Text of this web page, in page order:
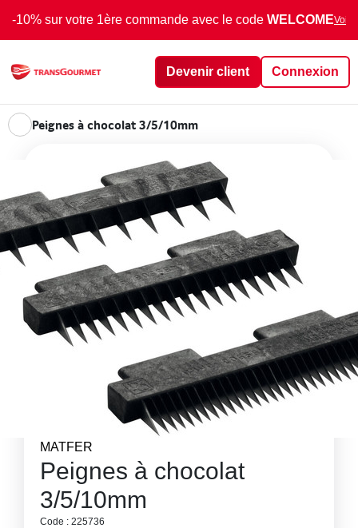
-10% sur votre 1ère commande avec le code WELCOMEVoir
Devenir client Connexion
Peignes à chocolat 3/5/10mm
MATFER
Peignes à chocolat
3/5/10mm
Code : 225736